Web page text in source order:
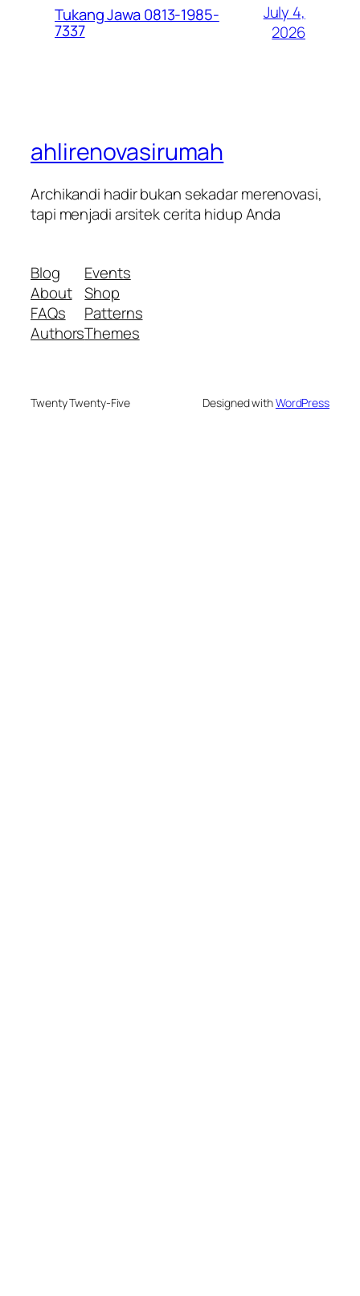
Tukang Jawa 0813-1985-
7337
July 4,
2026
ahlirenovasirumah
Archikandi hadir bukan sekadar merenovasi,
tapi menjadi arsitek cerita hidup Anda
Blog
About
FAQs
Authors
Events
Shop
Patterns
Themes
Twenty Twenty-Five Designed withWordPress